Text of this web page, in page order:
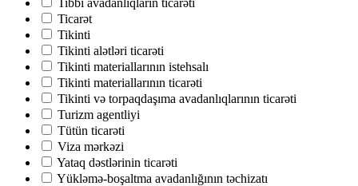
Ticarət
Tikinti
Tikinti alətləri ticarəti
Tikinti materiallarının istehsalı
Tikinti materiallarının ticarəti
Tikinti və torpaqdaşıma avadanlıqlarının ticarəti
Turizm agentliyi
Tütün ticarəti
Viza mərkəzi
Yataq dəstlərinin ticarəti
Yükləmə-boşaltma avadanlığının təchizatı